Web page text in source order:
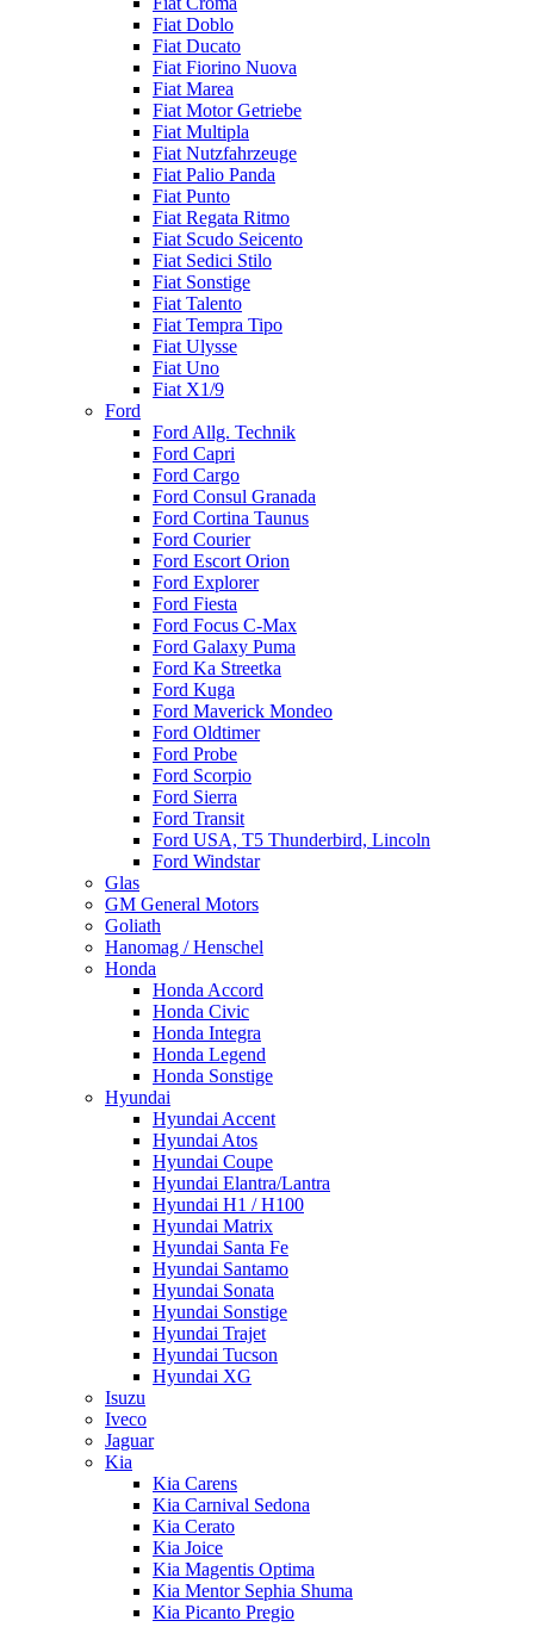
Fiat Doblo
Fiat Ducato
Fiat Fiorino Nuova
Fiat Marea
Fiat Motor Getriebe
Fiat Multipla
Fiat Nutzfahrzeuge
Fiat Palio Panda
Fiat Punto
Fiat Regata Ritmo
Fiat Scudo Seicento
Fiat Sedici Stilo
Fiat Sonstige
Fiat Talento
Fiat Tempra Tipo
Fiat Ulysse
Fiat Uno
Fiat X1/9
Ford
Ford Allg. Technik
Ford Capri
Ford Cargo
Ford Consul Granada
Ford Cortina Taunus
Ford Courier
Ford Escort Orion
Ford Explorer
Ford Fiesta
Ford Focus C-Max
Ford Galaxy Puma
Ford Ka Streetka
Ford Kuga
Ford Maverick Mondeo
Ford Oldtimer
Ford Probe
Ford Scorpio
Ford Sierra
Ford Transit
Ford USA, T5 Thunderbird, Lincoln
Ford Windstar
Glas
GM General Motors
Goliath
Hanomag / Henschel
Honda
Honda Accord
Honda Civic
Honda Integra
Honda Legend
Honda Sonstige
Hyundai
Hyundai Accent
Hyundai Atos
Hyundai Coupe
Hyundai Elantra/Lantra
Hyundai H1 / H100
Hyundai Matrix
Hyundai Santa Fe
Hyundai Santamo
Hyundai Sonata
Hyundai Sonstige
Hyundai Trajet
Hyundai Tucson
Hyundai XG
Isuzu
Iveco
Jaguar
Kia
Kia Carens
Kia Carnival Sedona
Kia Cerato
Kia Joice
Kia Magentis Optima
Kia Mentor Sephia Shuma
Kia Picanto Pregio